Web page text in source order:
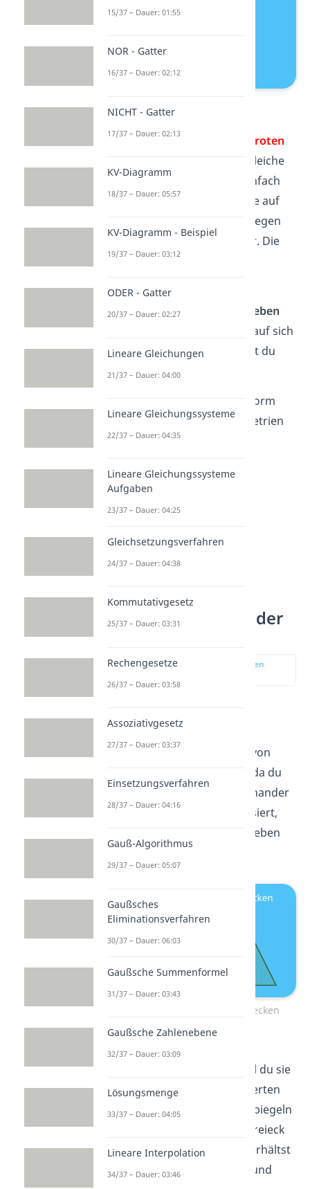
Spiegelstdu die Seiten an der roten
, erhältst du wieder das gleiche
Dreieck. Du kannst nämlich einfach
die eine Seite an der roten Linie auf
die andere Seite falten. Dann liegen
die Seiten genau übereinander. Die
Figur ist alsosymmetrisch
Merke dir: Wenn du etwas so
spiegeln,drehen
verschieben
kannst, dass es wieder genau auf sich
selbst abgebildet wird, sprichst du
von Symmetrie.
Das ist aber nicht die einzige Form
von Symmetrie. Welche Symmetrien
gibt es eigentlich noch alles?
In sich oder zueinander
zur Stelle im Video springen
in sich
symmetrischist. Das Dreieck von
symmetrisch, da du
es an der Spiegelachse übereinander
klappen kannst. Aber was passiert,
wenn du noch ein Dreieck daneben
Symmetrie zwischen zwei Dreiecken
Dann sind die beiden Dreiecke
, weil du sie
genau an derroten Linie
(Experten
sagen auch „Achse“) einfach spiegeln
kannst: Wenn du das rechte Dreieck
an der roten Achse spiegelst, erhältst
du genau das rechte Dreieck und
15/37 – Dauer: 01:55
NOR - Gatter
16/37 – Dauer: 02:12
NICHT - Gatter
17/37 – Dauer: 02:13
KV-Diagramm
18/37 – Dauer: 05:57
KV-Diagramm - Beispiel
19/37 – Dauer: 03:12
ODER - Gatter
20/37 – Dauer: 02:27
Lineare Gleichungen
21/37 – Dauer: 04:00
Lineare Gleichungssysteme
22/37 – Dauer: 04:35
Lineare Gleichungssysteme
Aufgaben
23/37 – Dauer: 04:25
Gleichsetzungsverfahren
24/37 – Dauer: 04:38
Kommutativgesetz
25/37 – Dauer: 03:31
Rechengesetze
26/37 – Dauer: 03:58
Assoziativgesetz
27/37 – Dauer: 03:37
Einsetzungsverfahren
28/37 – Dauer: 04:16
Gauß-Algorithmus
29/37 – Dauer: 05:07
Gaußsches
Eliminationsverfahren
30/37 – Dauer: 06:03
Gaußsche Summenformel
31/37 – Dauer: 03:43
Gaußsche Zahlenebene
32/37 – Dauer: 03:09
Lösungsmenge
33/37 – Dauer: 04:05
Lineare Interpolation
34/37 – Dauer: 03:46